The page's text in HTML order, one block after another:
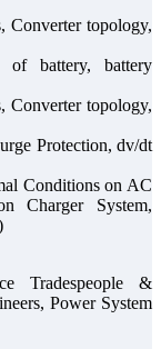
Converter topology,
battery, battery
Converter topology,
Protection, dv/dt
Conditions on AC
Charger System,
Tradespeople &
Power System